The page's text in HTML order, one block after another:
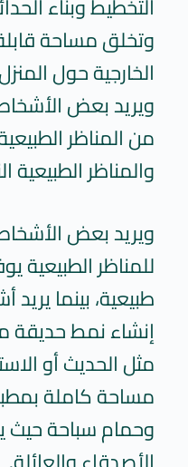
وتخلق مساحة
الخارجية حول
ويريد بعض
من المناظر
والمناظر الطبيعية
ويريد بعض
للمناظر الطبيعية
طبيعية، بينما
إنشاء نمط حديقة
مثل الحديث أو
مساحة كاملة
وحمام سباحة حيث